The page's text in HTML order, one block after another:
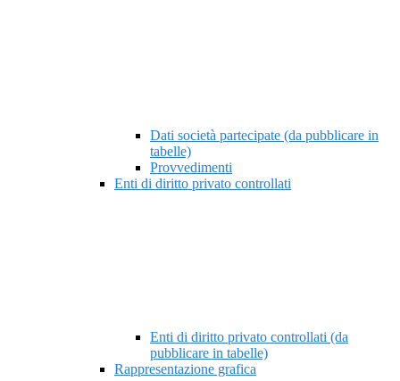
Dati società partecipate (da pubblicare in
tabelle)
Provvedimenti
Enti di diritto privato controllati
Enti di diritto privato controllati (da
pubblicare in tabelle)
Rappresentazione grafica